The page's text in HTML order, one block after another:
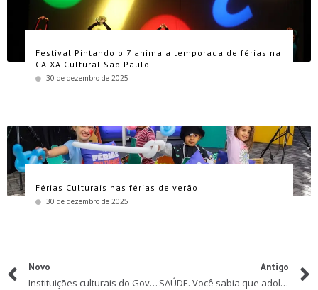
Festival Pintando o 7 anima a temporada de férias na
CAIXA Cultural São Paulo
30 de dezembro de 2025
Férias Culturais nas férias de verão
30 de dezembro de 2025
Novo
Instituições culturais do Governo de SP oferecem programação presencial até 30 de abril
Antigo
SAÚDE. Você sabia que adolescentes também podem ter varizes?